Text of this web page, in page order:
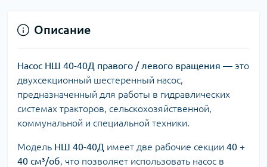
Описание
Насос НШ 40-40Д правого / левого вращения — это
двухсекционный шестеренный насос,
предназначенный для работы в гидравлических
системах тракторов, сельскохозяйственной,
коммунальной и специальной техники.
Модель НШ 40-40Д имеет две рабочие секции 40 +
40 см³/об, что позволяет использовать насос в